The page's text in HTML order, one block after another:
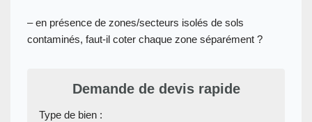
– en présence de zones/secteurs isolés de sols
contaminés, faut-il coter chaque zone séparément ?
Demande de devis rapide
Type de bien :